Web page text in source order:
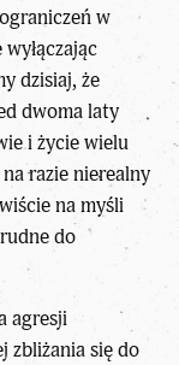
w
dzisiaj, że
dwoma laty
i życie wielu
razie nierealny
na myśli
do
agresji
zbliżania się do